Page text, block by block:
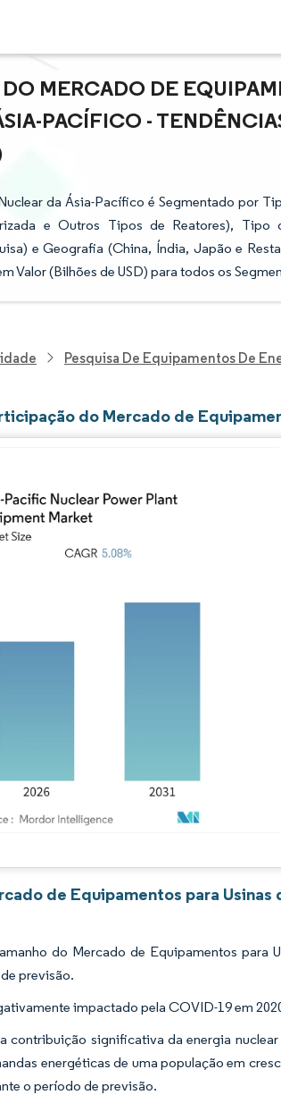
MERCADO DE
PACÍFICO -
da Ásia-Pacífico é Segmentado por
e Outros Tipos de Reatores), Tipo
e Geografia (China, Índia, Japão e
Valor (Bilhões de USD) para todos os
Pesquisa De Equipamentos De
do Mercado de
Imagem © Mordor Intelligence. O
de Equipamentos para
do Mercado de Equipamentos para
previsão.
impactado pela COVID-19 em
contribuição significativa da energia
energéticas de uma população em
o período de previsão.